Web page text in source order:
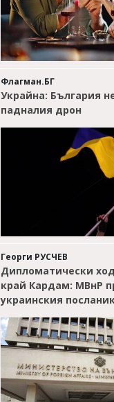
Флагман.БГ
Украйна: България
падналия дрон
Георги РУСЧЕВ
Дипломатически
край Кардам: МВнР
украинския